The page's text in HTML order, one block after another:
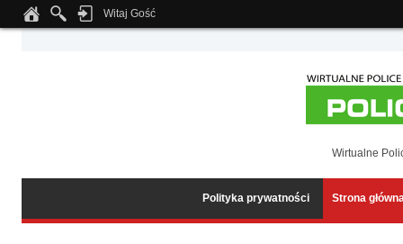
Notice: Undefined index: tapatalk_body_hook in
Witaj Gość
Wirtualne
Polityka prywatności Strona